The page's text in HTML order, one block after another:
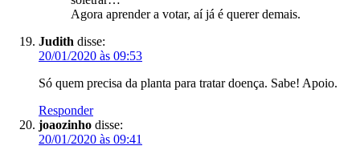
Agora aprender a votar, aí já é querer demais.
Judith disse:
20/01/2020 às 09:53
Só quem precisa da planta para tratar doença. Sabe! Apoio.
Responder
joaozinho disse:
20/01/2020 às 09:41